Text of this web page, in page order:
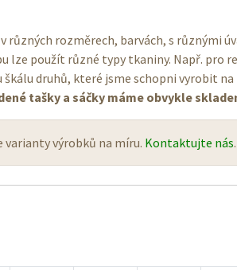
různých rozměrech, barvách, s různými
lze použít různé typy tkaniny. Např. pro
druhů, které jsme schopni vyrobit na
tašky a sáčky máme obvykle
výrobků na míru. Kontaktujte nás.